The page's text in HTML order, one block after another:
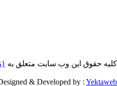
حقوق این وب سایت متعلق به
Designed & Developed by :